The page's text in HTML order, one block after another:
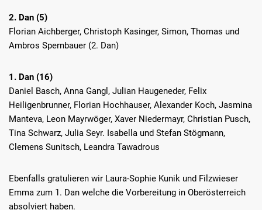
2. Dan (5)
Florian Aichberger, Christoph Kasinger, Simon, Thomas und
Ambros Spernbauer (2. Dan)
1. Dan (16)
Daniel Basch, Anna Gangl, Julian Haugeneder, Felix
Heiligenbrunner, Florian Hochhauser, Alexander Koch, Jasmina
Manteva, Leon Mayrwöger, Xaver Niedermayr, Christian Pusch,
Tina Schwarz, Julia Seyr. Isabella und Stefan Stögmann,
Clemens Sunitsch, Leandra Tawadrous
Ebenfalls gratulieren wir Laura-Sophie Kunik und Filzwieser
Emma zum 1. Dan welche die Vorbereitung in Oberösterreich
absolviert haben.